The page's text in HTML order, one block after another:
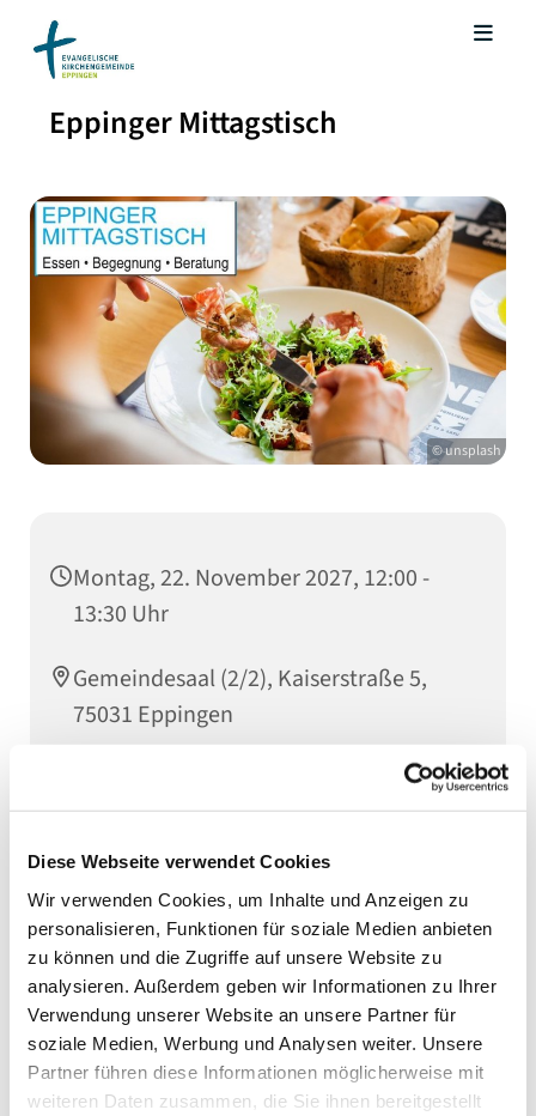
Diese Webseite verwendet Cookies
Wir verwenden Cookies, um Inhalte und Anzeigen zu
personalisieren, Funktionen für soziale Medien anbieten
zu können und die Zugriffe auf unsere Website zu
analysieren. Außerdem geben wir Informationen zu Ihrer
Verwendung unserer Website an unsere Partner für
soziale Medien, Werbung und Analysen weiter. Unsere
Partner führen diese Informationen möglicherweise mit
weiteren Daten zusammen, die Sie ihnen bereitgestellt
Eppinger Mittagstisch
© unsplash
Montag, 22. November 2027, 12:00 -
13:30 Uhr
Gemeindesaal (2/2), Kaiserstraße 5,
75031 Eppingen
bis 13.30 Uhr im Evang. Gemeindehaus in der
Kaiserstraße 5. Es wird wöchentlich ein leckeres
Mittagessen angeboten. Eine Anmeldung ist nicht
erforderlich. Weitere Infos gibt es im Pfarramt Tel.
07262 91270. Lassen Sie sich einladen und laden Sie
auch andere dazu ein!